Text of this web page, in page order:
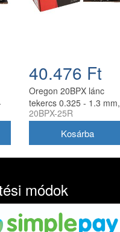
40.476 Ft
Oregon 20BPX lánc
tekercs 0.325 - 1.3 mm,
25 ft
20BPX-25R
módok